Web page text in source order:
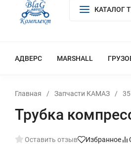
КАТАЛОГ
АДВЕРС MARSHALL
Главная / Запчасти КАМАЗ /
Трубка
Оставить отзыв Избранное